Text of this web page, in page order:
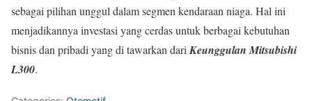
sebagai pilihan unggul dalam segmen kendaraan niaga. Hal ini
menjadikannya investasi yang cerdas untuk berbagai kebutuhan
bisnis dan pribadi yang di tawarkan dari Keunggulan Mitsubishi
L300.